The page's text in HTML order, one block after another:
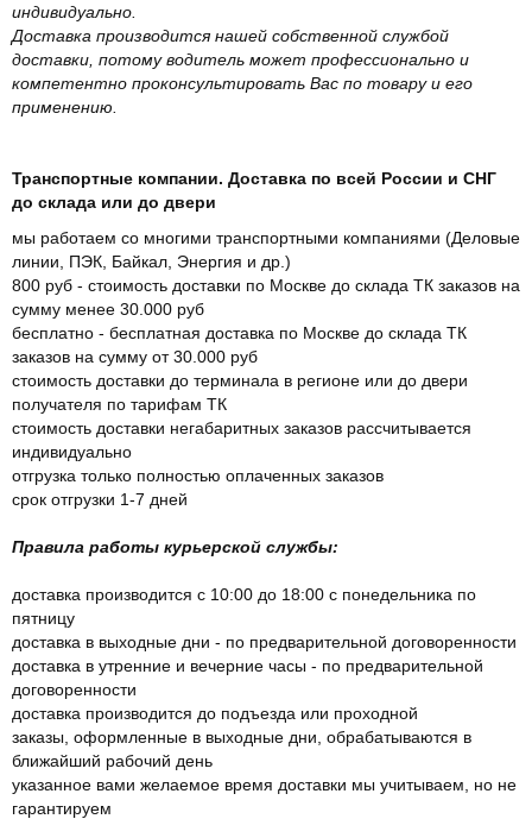
индивидуально.
Доставка производится нашей собственной службой
доставки, потому водитель может профессионально и
компетентно проконсультировать Вас по товару и его
применению.
Транспортные компании. Доставка по всей России и СНГ
до склада или до двери
мы работаем со многими транспортными компаниями (Деловые
линии, ПЭК, Байкал, Энергия и др.)
800 руб - стоимость доставки по Москве до склада ТК заказов на
сумму менее 30.000 руб
бесплатно - бесплатная доставка по Москве до склада ТК
заказов на сумму от 30.000 руб
стоимость доставки до терминала в регионе или до двери
получателя по тарифам ТК
стоимость доставки негабаритных заказов рассчитывается
индивидуально
отгрузка только полностью оплаченных заказов
срок отгрузки 1-7 дней
Правила работы курьерской службы:
доставка производится с 10:00 до 18:00 с понедельника по
пятницу
доставка в выходные дни - по предварительной договоренности
доставка в утренние и вечерние часы - по предварительной
договоренности
доставка производится до подъезда или проходной
заказы, оформленные в выходные дни, обрабатываются в
ближайший рабочий день
указанное вами желаемое время доставки мы учитываем, но не
гарантируем